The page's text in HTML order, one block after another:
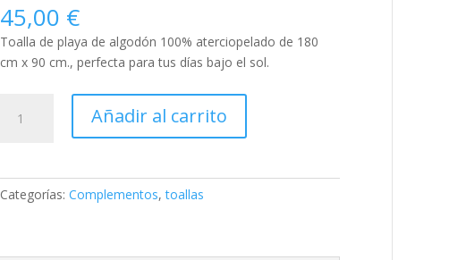
45,00 €
Toalla de playa de algodón 100% aterciopelado de 180
cm x 90 cm., perfecta para tus días bajo el sol.
Añadir al carrito
Categorías:Complementos,toallas